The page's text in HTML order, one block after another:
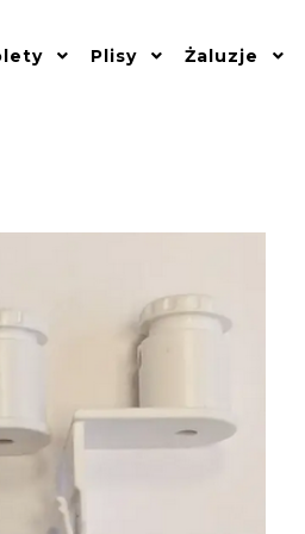
Plisy Żaluzje